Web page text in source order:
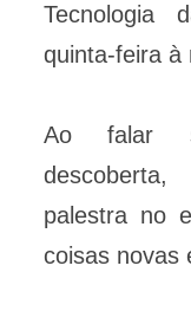
Tecnologia
quinta-feira à
Ao falar
palestra no
coisas novas